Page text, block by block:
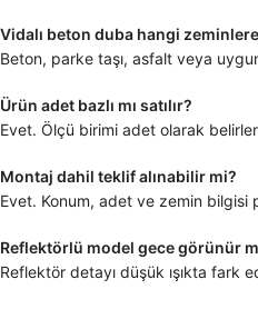
Vidalı beton duba hangi
Beton, parke taşı, asfalt veya
Ürün adet bazlı mı satılır?
Evet. Ölçü birimi adet olarak
Montaj dahil teklif alınabilir mi?
Evet. Konum, adet ve zemin bilgisi
Reflektörlü model gece görünür
Reflektör detayı düşük ışıkta fark